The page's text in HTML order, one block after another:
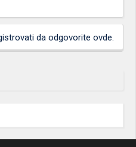
da odgovorite ovde.